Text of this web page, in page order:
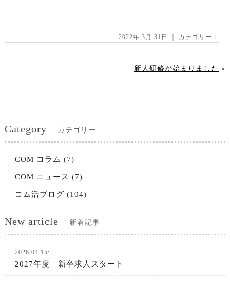
2022年 3月 31日 ｜ カテゴリー：
新人研修が始まりました »
Category カテゴリー
COM コラム (7)
COM ニュース (7)
コム活ブログ (104)
New article 新着記事
2026.04.15:
2027年度 新卒求人スタート